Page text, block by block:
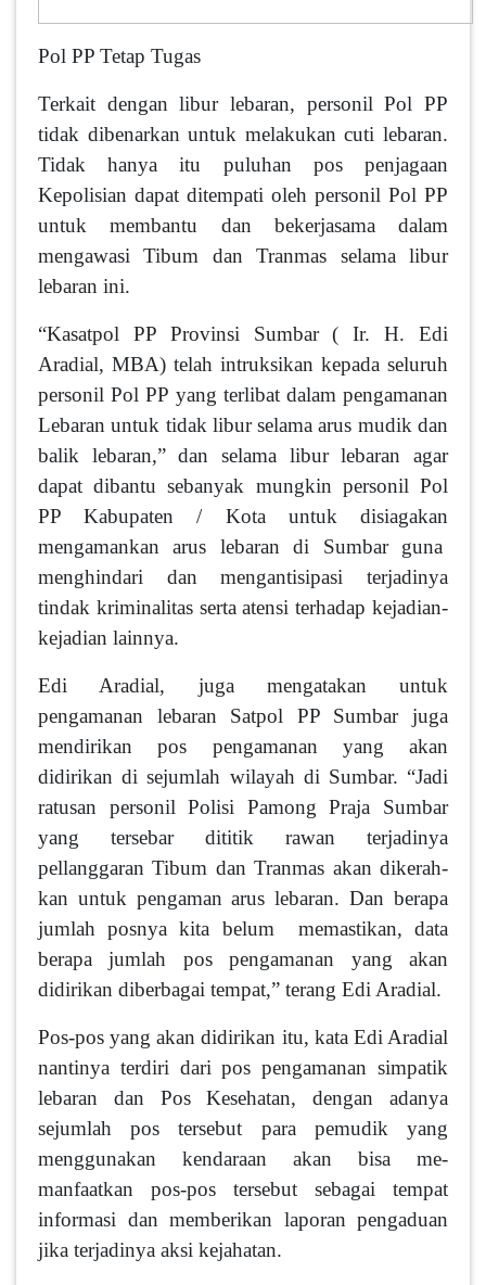
Pol PP Tetap Tugas
Terkait dengan libur lebaran, personil Pol PP
tidak dibenar­kan untuk melakukan cuti leba­ran.
Tidak hanya itu puluhan pos penjagaan
Kepolisian dapat ditempati oleh personil Pol PP
untuk membantu dan bekerjasama dalam
mengawasi Tibum dan Tranmas selama libur
lebaran ini.
“Kasatpol PP Provinsi Sumbar ( Ir. H. Edi
Aradial, MBA) telah intruksikan kepada seluruh
personil Pol PP yang terlibat dalam pengamanan
Lebaran untuk tidak libur selama arus mudik dan
balik lebaran,” dan selama libur lebaran agar
dapat dibantu sebanyak mungkin personil Pol
PP Kabupaten / Kota untuk disia­gakan
mengamankan arus lebaran di Sumbar guna
meng­hindari dan mengantisipasi terja­dinya
tindak kriminalitas serta atensi terhadap kejadian-
keja­dian lainnya.
Edi Aradial, juga mengatakan untuk
pengamanan lebaran Satpol PP Sum­bar juga
mendirikan pos penga­manan yang akan
didirikan di sejumlah wilayah di Sumbar. “Jadi
ratusan personil Polisi Pamong Praja Sumbar
yang tersebar dititik rawan terjadinya
pellanggaran Tibum dan Tranmas akan dikerah­
kan untuk pengaman arus leba­ran. Dan berapa
jumlah posnya kita belum memastikan, data
berapa jumlah pos pengamanan yang akan
didirikan diberbagai tempat,” terang Edi Aradial.
Pos-pos yang akan didirikan itu, kata Edi Aradial
nantinya terdiri dari pos pengamanan simpatik
lebaran dan Pos Kesehatan, dengan adanya
sejumlah pos tersebut para pemudik yang
menggu­nakan kendaraan akan bisa me­
manfaatkan pos-pos tersebut sebagai tempat
informasi dan memberikan laporan pengaduan
jika terjadinya aksi kejahatan.